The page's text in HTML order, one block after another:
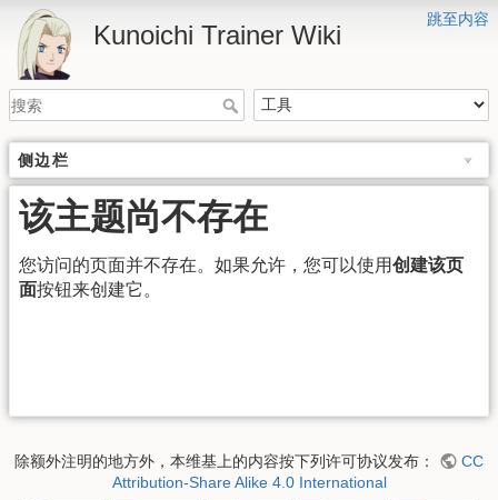
跳至内容
Kunoichi Trainer Wiki
侧边栏
该主题尚不存在
您访问的页面并不存在。如果允许，您可以使用创建该页
面按钮来创建它。
除额外注明的地方外，本维基上的内容按下列许可协议发布：
CC
Attribution-Share Alike 4.0 International